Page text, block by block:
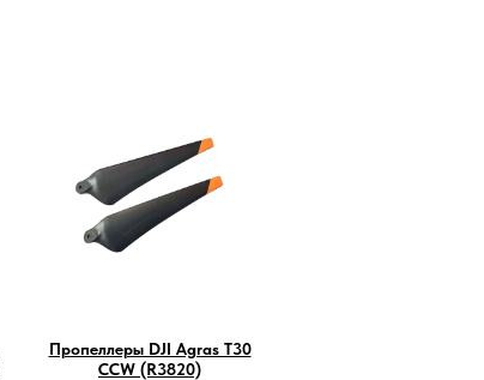
Пропеллеры DJI Agras T30
CCW (R3820)